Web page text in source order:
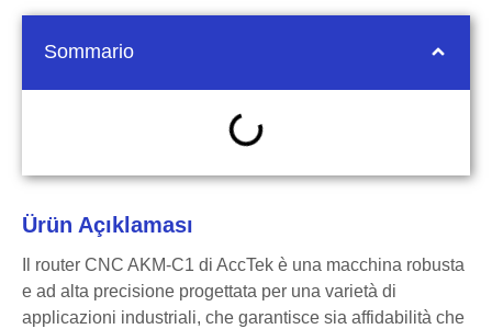
Sommario
Ürün Açıklaması
Il router CNC AKM-C1 di AccTek è una macchina robusta
e ad alta precisione progettata per una varietà di
applicazioni industriali, che garantisce sia affidabilità che